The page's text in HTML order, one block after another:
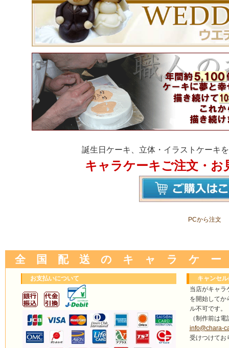
誕生日ケーキ、立体・イラストケーキ
キャラケーキご注文・お
PCから注文
全 国 配 送 の キ ャ ラ ケ
お支払いについて
キャンセル
当店がキャラ
を開始してか
ル不可です。
（制作前は
info@chara-
受けつけてお